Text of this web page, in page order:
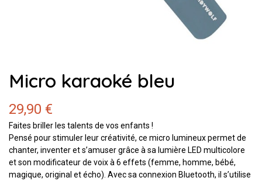
Micro karaoké bleu
29,90 €
Faites briller les talents de vos enfants !
Pensé pour stimuler leur créativité, ce micro lumineux permet de
chanter, inventer et s’amuser grâce à sa lumière LED multicolore
et son modificateur de voix à 6 effets (femme, homme, bébé,
magique, original et écho). Avec sa connexion Bluetooth, il s’utilise